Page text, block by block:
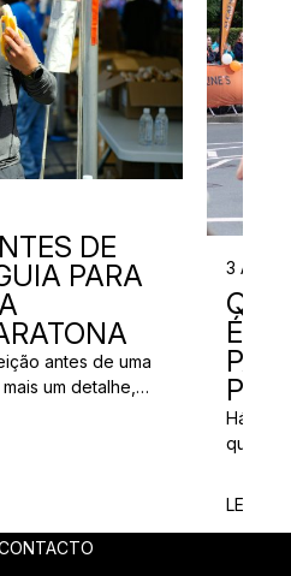
DE
PARA
antes de uma
um detalhe,
de uma corrida?
3 Ago
ÉS?
Há
quem
para
LER